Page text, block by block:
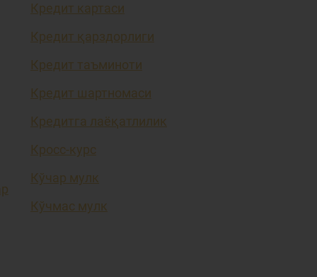
Кредит картаси
Кредит қарздорлиги
Кредит таъминоти
Кредит шартномаси
Кредитга лаёқатлилик
Кросс-курс
Кўчар мулк
Кўчмас мулк